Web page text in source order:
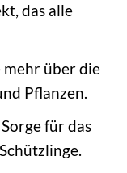
das alle
mehr über die
Pflanzen.
Sorge für das